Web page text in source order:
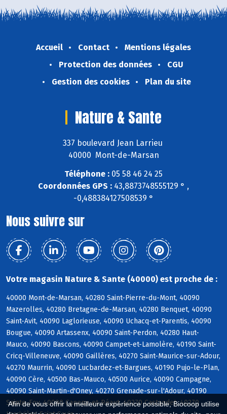
Afin de vous offrir la meilleure expérience possible, Biocoop utilise
Accueil Contact
Mentions légales
Protection des données
CGU
Gestion des cookies
Plan du site
Nature & Sante
337 boulevard Jean Larrieu
40000 Mont-de-Marsan
Téléphone : 05 58 46 24 25
Coordonnées GPS : 43,8873748555129 ° ,
-0,488384127508539 °
Nous suivre sur
Votre magasin Nature & Sante (40000) est proche de :
40000 Mont-de-Marsan, 40280 Saint-Pierre-du-Mont, 40090
Mazerolles, 40280 Bretagne-de-Marsan, 40280 Benquet, 40090
Saint-Avit, 40090 Laglorieuse, 40090 Uchacq-et-Parentis, 40090
Bougue, 40090 Artassenx, 40090 Saint-Perdon, 40280 Haut-
Mauco, 40090 Bascons, 40090 Campet-et-Lamolère, 40190 Saint-
Cricq-Villeneuve, 40090 Gaillères, 40270 Saint-Maurice-sur-Adour,
40270 Maurrin, 40090 Lucbardez-et-Bargues, 40190 Pujo-le-Plan,
40090 Cère, 40500 Bas-Mauco, 40500 Aurice, 40090 Campagne,
40090 Saint-Martin-d'Oney, 40270 Grenade-sur-l'Adour, 40190
Sainte-Foy, 40090 Canenx-et-Réaut, 40270 Castandet, 40270